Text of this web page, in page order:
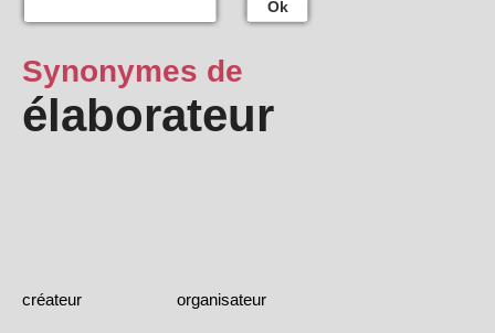
Ok
Synonymes de
élaborateur
créateur organisateur